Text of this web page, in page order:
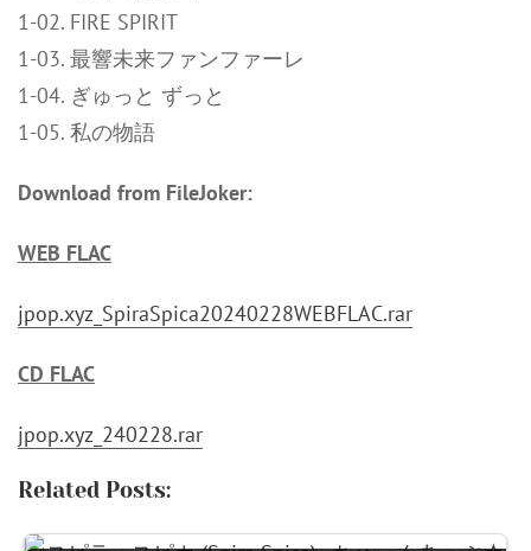
1-02. FIRE SPIRIT
1-03. 最響未来ファンファーレ
1-04. ぎゅっと ずっと
1-05. 私の物語
Download from FileJoker:
WEB FLAC
jpop.xyz_SpiraSpica20240228WEBFLAC.rar
CD FLAC
jpop.xyz_240228.rar
Related Posts: